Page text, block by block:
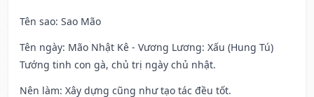
Tên sao: Sao Mão
Tên ngày: Mão Nhật Kê - Vương Lương: Xấu (Hung Tú)
Tướng tinh con gà, chủ trị ngày chủ nhật.
Nên làm: Xây dựng cũng như tạo tác đều tốt.